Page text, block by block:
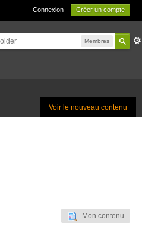
Connexion Créer un compte
Membres
Voir le nouveau contenu
Mon contenu